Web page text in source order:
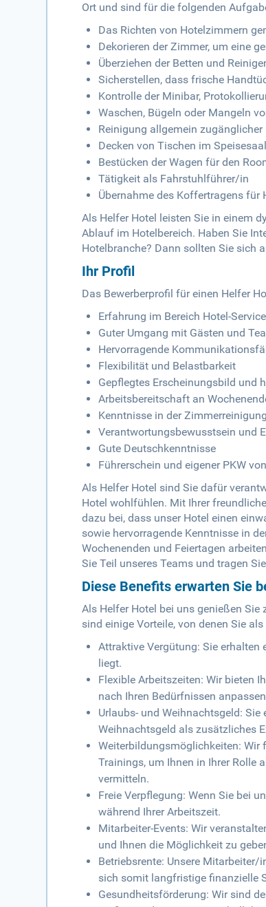
Ort und sind für die folgenden
Das Richten von Hotelzimmern
Dekorieren der Zimmer, um eine
Überziehen der Betten und
Sicherstellen, dass frische
Kontrolle der Minibar,
Waschen, Bügeln oder Mangeln
Reinigung allgemein zugänglicher
Decken von Tischen im Speisesaal
Bestücken der Wagen für den
Tätigkeit als Fahrstuhlführer/in
Übernahme des Koffertragens für
Als Helfer Hotel leisten Sie in einem
Ablauf im Hotelbereich. Haben Sie
Hotelbranche? Dann sollten Sie sich
Ihr Profil
Das Bewerberprofil für einen Helfer
Erfahrung im Bereich Hotel-
Guter Umgang mit Gästen und
Hervorragende
Flexibilität und Belastbarkeit
Gepflegtes Erscheinungsbild und
Arbeitsbereitschaft an
Kenntnisse in der
Verantwortungsbewusstsein und
Gute Deutschkenntnisse
Führerschein und eigener PKW
Als Helfer Hotel sind Sie dafür
Hotel wohlfühlen. Mit Ihrer
dazu bei, dass unser Hotel einen
sowie hervorragende Kenntnisse in
Wochenenden und Feiertagen
Sie Teil unseres Teams und tragen
Diese Benefits erwarten Sie
Als Helfer Hotel bei uns genießen
sind einige Vorteile, von denen Sie
Attraktive Vergütung: Sie
liegt.
Flexible Arbeitszeiten: Wir bieten
nach Ihren Bedürfnissen
Urlaubs- und Weihnachtsgeld:
Weihnachtsgeld als zusätzliches
Weiterbildungsmöglichkeiten: Wir
Trainings, um Ihnen in Ihrer Rolle
vermitteln.
Freie Verpflegung: Wenn Sie bei
während Ihrer Arbeitszeit.
Mitarbeiter-Events: Wir
und Ihnen die Möglichkeit zu
Betriebsrente: Unsere
sich somit langfristige finanzielle
Gesundheitsförderung: Wir sind